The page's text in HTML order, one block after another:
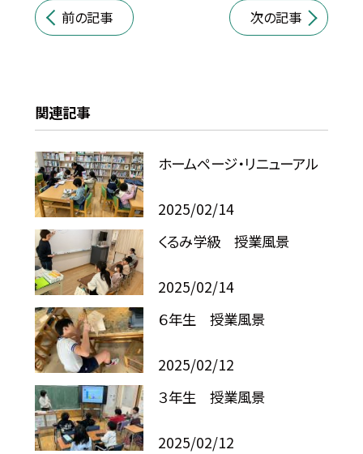
前の記事 次の記事
関連記事
ホームページ・リニューアル
2025/02/14
くるみ学級 授業風景
2025/02/14
６年生 授業風景
2025/02/12
３年生 授業風景
2025/02/12